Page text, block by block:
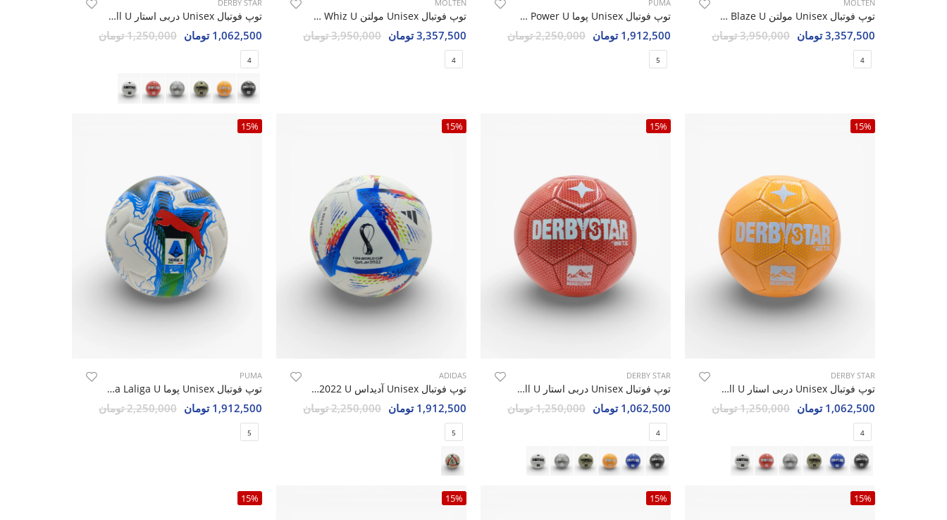
MOLTEN
توپ فوتبال Unisex مولتن Molten Blaze U
3,357,500 تومان 3,950,000 تومان
4
PUMA
توپ فوتبال Unisex پوما Evo Power U
1,912,500 تومان 2,250,000 تومان
5
MOLTEN
توپ فوتبال Unisex مولتن Molten Whiz U
3,357,500 تومان 3,950,000 تومان
4
DERBY STAR
توپ فوتبال Unisex دربی استار Moon Ball U
1,062,500 تومان 1,250,000 تومان
4
15%
DERBY STAR
توپ فوتبال Unisex دربی استار Moon Ball U
1,062,500 تومان 1,250,000 تومان
4
15%
DERBY STAR
توپ فوتبال Unisex دربی استار Moon Ball U
1,062,500 تومان 1,250,000 تومان
4
15%
ADIDAS
توپ فوتبال Unisex آدیداس Adidas Qatar 2022 U
1,912,500 تومان 2,250,000 تومان
5
15%
PUMA
توپ فوتبال Unisex پوما Orbita Laliga U
1,912,500 تومان 2,250,000 تومان
5
15%
15%
15%
15%